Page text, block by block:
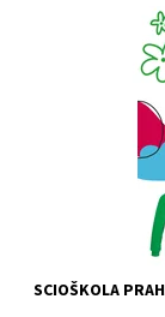
Dětská mikina s
včelího týmu. :)
SCIOŠKOLA